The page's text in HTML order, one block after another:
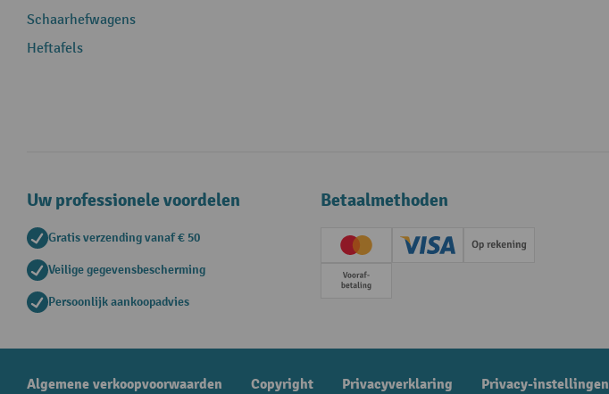
Schaarhefwagens
Heftafels
Uw professionele voordelen
Gratis verzending vanaf € 50
Veilige gegevensbescherming
Persoonlijk aankoopadvies
Betaalmethoden
Creditcard (Master)Creditcard (Visa)Op rekening
Vooruitbetaling
Algemene verkoopvoorwaarden Copyright Privacyverklaring Privacy-instellingen